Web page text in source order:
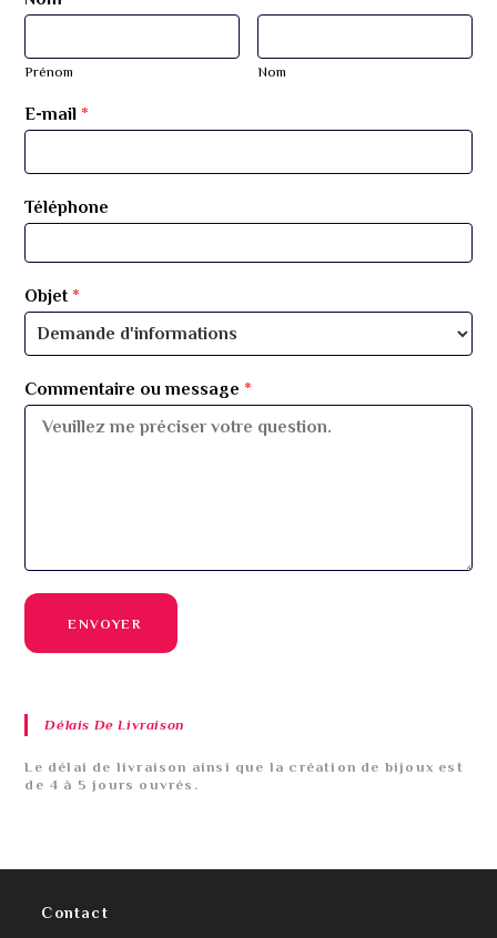
Prénom Nom
E-mail *
Téléphone
Objet *
Commentaire ou message *
ENVOYER
Délais De Livraison
Le délai de livraison ainsi que la création de bijoux est
de 4 à 5 jours ouvrés.
Contact